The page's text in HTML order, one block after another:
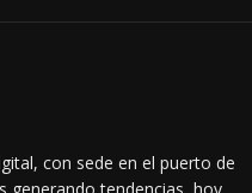
con sede en el puerto de
generando tendencias, hoy